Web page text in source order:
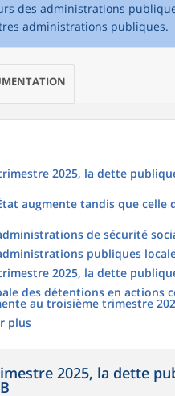
des administrations
administrations publiques.
2025, la dette
augmente tandis que
de sécurité
publiques
2025, la dette
des détentions en actions
au troisième trimestre
plus
2025, la dette